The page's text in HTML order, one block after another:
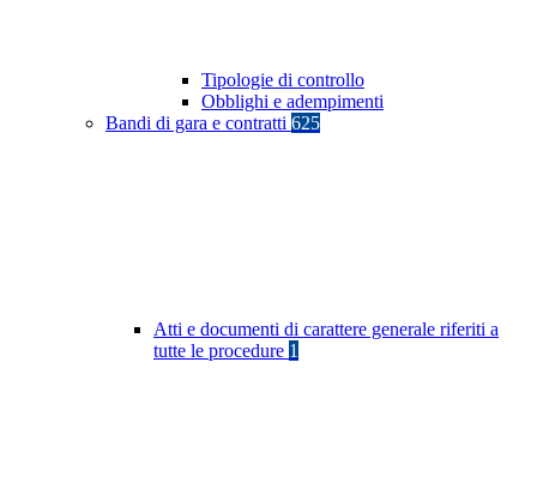
Tipologie di controllo
Obblighi e adempimenti
Bandi di gara e contratti 625
Atti e documenti di carattere generale riferiti a
tutte le procedure 1